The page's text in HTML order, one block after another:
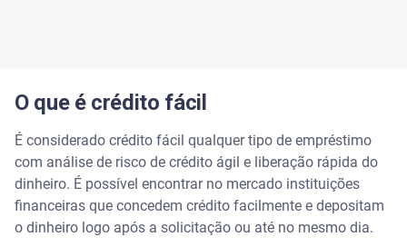
O que é crédito fácil
É considerado crédito fácil qualquer tipo de empréstimo
com análise de risco de crédito ágil e liberação rápida do
dinheiro. É possível encontrar no mercado instituições
financeiras que concedem crédito facilmente e depositam
o dinheiro logo após a solicitação ou até no mesmo dia.